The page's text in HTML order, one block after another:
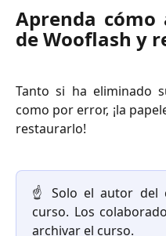
Aprenda
de Wooflash y
Tanto si ha eliminado
como por error, ¡la
restaurarlo! ​
☝️ Solo el autor del
curso. Los
archivar el curso.